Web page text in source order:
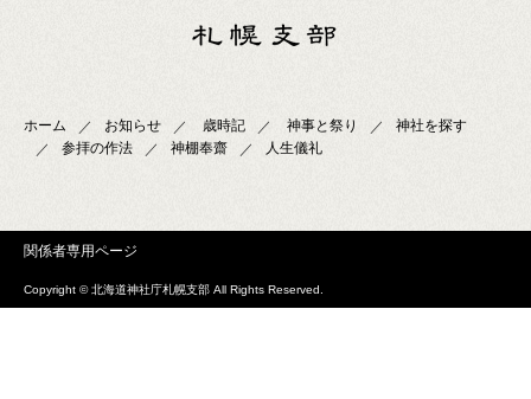
ホーム お知らせ 歳時記 神事と祭り
神社を探す
参拝の作法
神棚奉齋 人生儀礼
関係者専用ページ
Copyright © 北海道神社庁札幌支部 All Rights Reserved.